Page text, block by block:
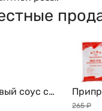
соус с
и
265 ₽